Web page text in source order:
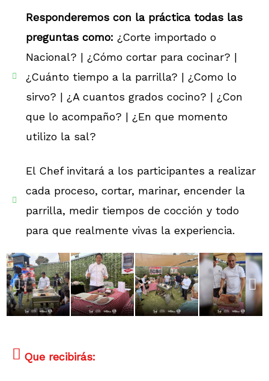
Responderemos con la práctica todas las
preguntas como: ¿Corte importado o
Nacional? | ¿Cómo cortar para cocinar? |
¿Cuánto tiempo a la parrilla? | ¿Como lo
sirvo? | ¿A cuantos grados cocino? | ¿Con
que lo acompaño? | ¿En que momento
utilizo la sal?
El Chef invitará a los participantes a realizar
cada proceso, cortar, marinar, encender la
parrilla, medir tiempos de cocción y todo
para que realmente vivas la experiencia.
Que recibirás: